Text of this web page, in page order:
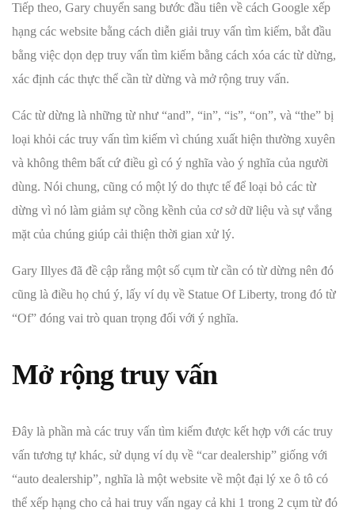
Tiếp theo, Gary chuyển sang bước đầu tiên về cách Google xếp
hạng các website bằng cách diễn giải truy vấn tìm kiếm, bắt đầu
bằng việc dọn dẹp truy vấn tìm kiếm bằng cách xóa các từ dừng,
xác định các thực thể cần từ dừng và mở rộng truy vấn.
Các từ dừng là những từ như “and”, “in”, “is”, “on”, và “the” bị
loại khỏi các truy vấn tìm kiếm vì chúng xuất hiện thường xuyên
và không thêm bất cứ điều gì có ý nghĩa vào ý nghĩa của người
dùng. Nói chung, cũng có một lý do thực tế để loại bỏ các từ
dừng vì nó làm giảm sự cồng kềnh của cơ sở dữ liệu và sự vắng
mặt của chúng giúp cải thiện thời gian xử lý.
Gary Illyes đã đề cập rằng một số cụm từ cần có từ dừng nên đó
cũng là điều họ chú ý, lấy ví dụ về Statue Of Liberty, trong đó từ
“Of” đóng vai trò quan trọng đối với ý nghĩa.
Mở rộng truy vấn
Đây là phần mà các truy vấn tìm kiếm được kết hợp với các truy
vấn tương tự khác, sử dụng ví dụ về “car dealership” giống với
“auto dealership”, nghĩa là một website về một đại lý xe ô tô có
thể xếp hạng cho cả hai truy vấn ngay cả khi 1 trong 2 cụm từ đó